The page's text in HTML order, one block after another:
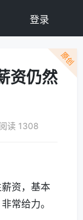
登录
原创
资仍然
阅读 1308
资，基本
常给力。